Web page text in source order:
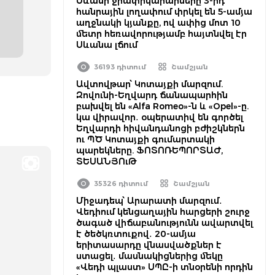
հանրային լողափում փրկել են 5-ամյա
աղջնակի կյանքը, ով ափից մոտ 10
մետր հեռավորությամբ հայտնվել էր
Սևանա լճում
36193 դիտում Շամշյան
Ավտովթար՝ Կոտայքի մարզում.
Զովունի-Եղվարդ ճանապարհին
բախվել են «Alfa Romeo»-ն և «Opel»-ը.
կա վիրավոր․ օպերատիվ են գործել
Եղվարդի հիվանդանոցի բժիշկներն
ու ՊԾ Կոտայքի գումարտակի
պարեկները. ՖՈՏՈՌԵՊՈՐՏԱԺ,
ՏԵՍԱՆՅՈւԹ
35326 դիտում Շամշյան
Միջադեպ՝ Արարատի մարզում․
Վեդիում կենցաղային հարցերի շուրջ
ծագած վիճաբանությունն ավարտվել
է ծեծկռտուքով․ 20-ամյա
երիտասարդը վնասվածքներ է
ստացել․ մասնակիցներից մեկը
«Վեդի պլաստ» ՍՊԸ-ի տնօրենի որդին